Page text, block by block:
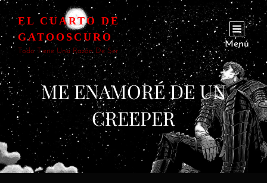
EL CUARTO DE
GATOOSCURO
Todo Tiene Una Razón De Ser
Menú
ME ENAMORÉ DE UN
CREEPER